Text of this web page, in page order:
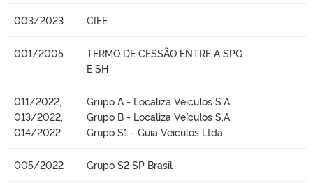
003/2023 CIEE
001/2005
TERMO DE CESSÃO ENTRE A SPG
E SH
011/2022,
013/2022,
014/2022
Grupo A - Localiza Veiculos S.A.
Grupo B - Localiza Veículos S.A.
Grupo S1 - Guia Veiculos Ltda.
005/2022 Grupo S2 SP Brasil